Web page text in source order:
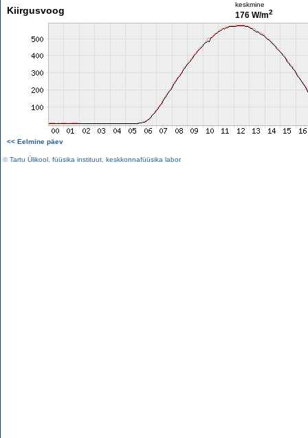
Kiirgusvoog
keskmine
176 W/m2
<< Eelmine päev
©Tartu Ülikool füüsika instituut keskkonnafüüsika labor